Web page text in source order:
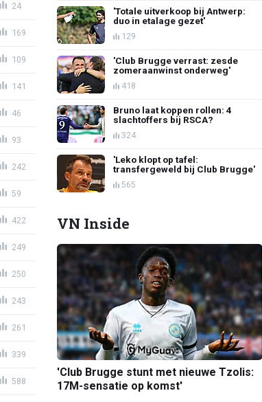
24
169
109
141
46
93
242
59
422
249
250
243
261
339
588
'Totale uitverkoop bij Antwerp:
duo in etalage gezet'
129
'Club Brugge verrast: zesde
zomeraanwinst onderweg'
418
Bruno laat koppen rollen: 4
slachtoffers bij RSCA?
324
'Leko klopt op tafel:
transfergeweld bij Club Brugge'
565
VN Inside
'Club Brugge stunt met nieuwe Tzolis:
17M-sensatie op komst'